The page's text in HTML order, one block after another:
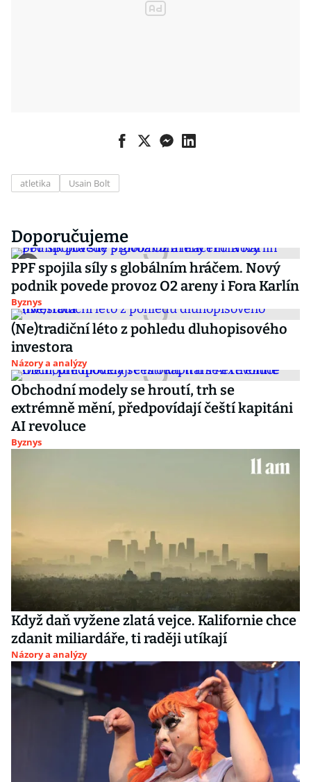
atletika Usain Bolt
Doporučujeme
PPF spojila síly s globálním hráčem. Nový
podnik povede provoz O2 areny i Fora Karlín
Byznys
(Ne)tradiční léto z pohledu dluhopisového
investora
Názory a analýzy
Obchodní modely se hroutí, trh se
extrémně mění, předpovídají čeští kapitáni
AI revoluce
Byznys
Když daň vyžene zlatá vejce. Kalifornie chce
zdanit miliardáře, ti raději utíkají
Názory a analýzy